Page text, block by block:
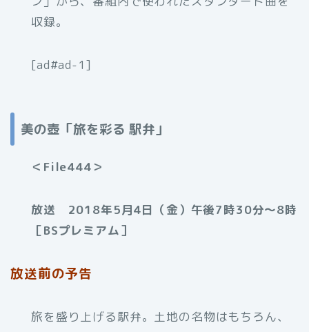
収録。
[ad#ad-1]
美の壺「旅を彩る 駅弁」
＜File444＞
放送 2018年5月4日（金）午後7時30分～8時
［BSプレミアム］
放送前の予告
旅を盛り上げる駅弁。土地の名物はもちろん、